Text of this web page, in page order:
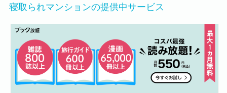
寝取られマンションの提供中サービス